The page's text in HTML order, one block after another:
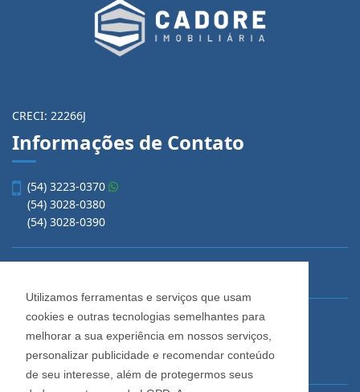
Utilizamos ferramentas e serviços que usam
cookies e outras tecnologias semelhantes para
melhorar a sua experiência em nossos serviços,
personalizar publicidade e recomendar conteúdo
de seu interesse, além de protegermos seus
CRECI: 22266J
Informações de Contato
(54) 3223-0370
(54) 3028-0380
(54) 3028-0390
Imobiliária Cadore
Rua Os Dezoito do Forte, 1622, Centro
Caxias do Sul - Rio Grande do Sul